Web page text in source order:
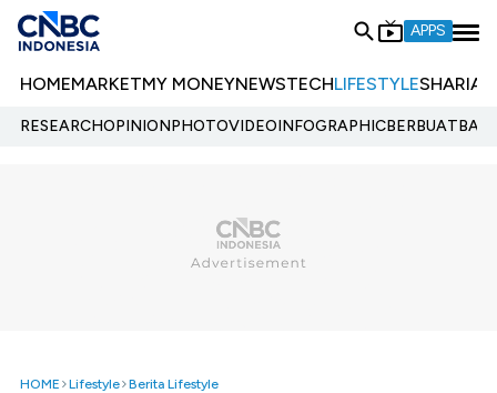
APPS
HOMEMARKETMY MONEYNEWSTECHLIFESTYLESHARIA
RESEARCHOPINIONPHOTOVIDEOINFOGRAPHIC
HOME Lifestyle Berita Lifestyle